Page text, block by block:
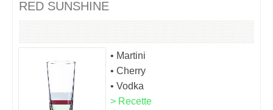
RED SUNSHINE
• Martini
• Cherry
• Vodka
> Recette